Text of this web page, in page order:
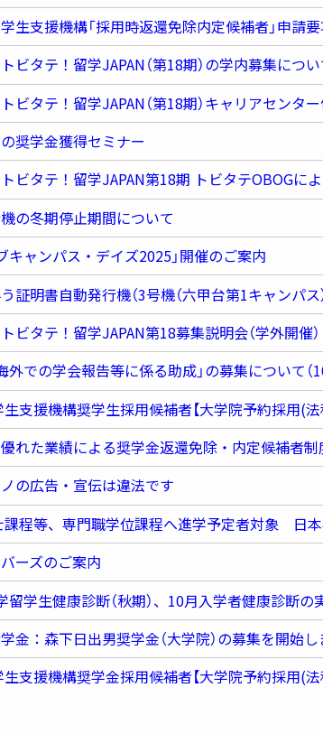
農学部
海事科学部
海洋政策科学部
工学研究科
システム
農学研究科
海事科学
国際協力
科学技術
生支援機構「採用時返還免除内定候補者」申請要
トビタテ！留学JAPAN（第18期）の学内募集につ
トビタテ！留学JAPAN（第18期）キャリアセンタ
奨学金獲得セミナー
トビタテ！留学JAPAN第18期 トビタテOBOGに
の冬期停止期間について
キャンパス・デイズ2025」開催のご案内
証明書自動発行機（3号機（六甲台第1キャンパス
トビタテ！留学JAPAN第18募集説明会（学外開催）
外での学会報告等に係る助成」の募集について（
支援機構奨学生採用候補者【大学院予約採用(
れた業績による奨学金返還免除・内定候補者
の広告・宣伝は違法です
程等、専門職学位課程へ進学予定者対象 日本
ーズのご案内
学生健康診断（秋期）、10月入学者健康診断の
金：森下日出男奨学金（大学院）の募集を開始
支援機構奨学金採用候補者【大学院予約採用(